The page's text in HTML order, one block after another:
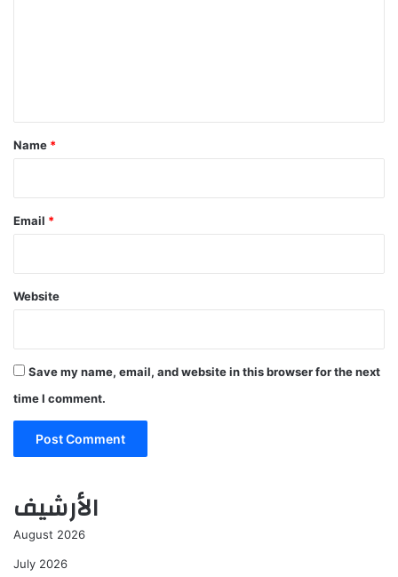
*
Name *
Email *
Website
Save my name, email, and website in this browser for the next
time I comment.
الأرشيف
August 2026
July 2026